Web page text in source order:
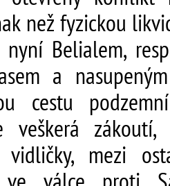
než fyzickou
nyní Belialem,
a
cestu
veškerá
vidličky, mezi